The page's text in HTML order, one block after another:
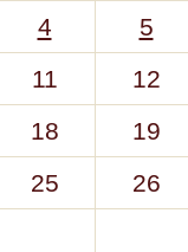
4 5
11 12
18 19
25 26